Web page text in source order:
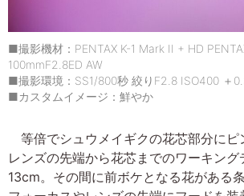
■撮影機材：PENTAX K-1 Mark II + HD
100mmF2.8ED AW
■撮影環境：SS1/800秒 絞りF2.8 ISO400 ＋
■カスタムイメージ：鮮やか
等倍でシュウメイギクの花芯部分にピ
レンズの先端から花芯までのワーキング
13cm。その間に前ボケとなる花がある